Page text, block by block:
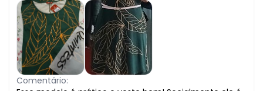
Comentário: